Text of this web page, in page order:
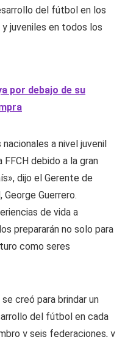
del fútbol en los
juveniles en todos los
por debajo de su
a nivel juvenil
debido a la gran
dijo el Gerente de
Guerrero.
de vida a
prepararán no solo para
como seres
creó para brindar un
del fútbol en cada
y seis federaciones, y